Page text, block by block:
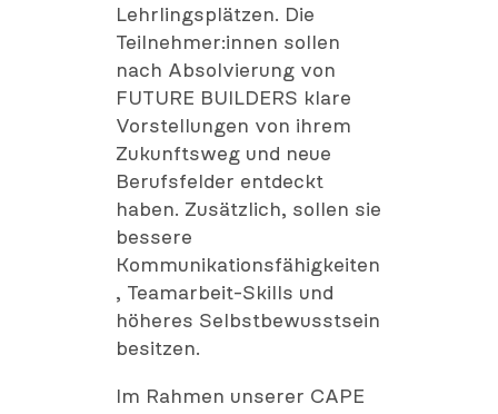
Lehrlingsplätzen. Die
Teilnehmer:innen sollen
nach Absolvierung von
FUTURE BUILDERS klare
Vorstellungen von ihrem
Zukunftsweg und neue
Berufsfelder entdeckt
haben. Zusätzlich, sollen sie
bessere
Kommunikationsfähigkeiten
, Teamarbeit-Skills und
höheres Selbstbewusstsein
besitzen.
Im Rahmen unserer CAPE